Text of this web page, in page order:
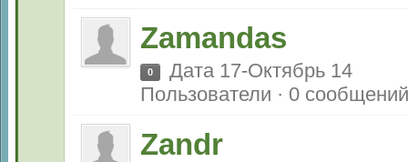
Zamandas
0
Дата 17-Октябрь 14
Пользователи · 0 сообщений
Zandr